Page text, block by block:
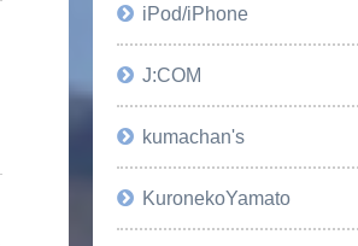
iPod/iPhone
J:COM
kumachan's
KuronekoYamato